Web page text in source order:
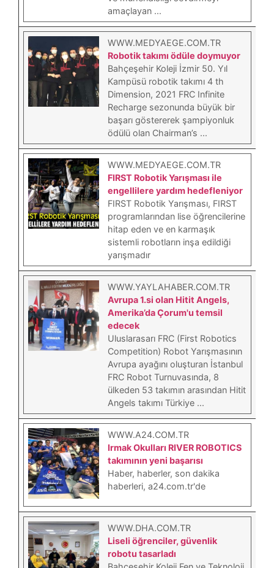
amaçlayan ...
WWW.MEDYAEGE.COM.TR
Robotik takımı ödüle doymuyor
Bahçeşehir Koleji İzmir 50. Yıl
Kampüsü robotik takımı 4 th
Dimension, 2021 FRC Infinite
Recharge sezonunda büyük bir
başarı göstererek şampiyonluk
ödülü olan Chairman’s ...
WWW.MEDYAEGE.COM.TR
FIRST Robotik Yarışması ile
engellilere yardım hedefleniyor
FIRST Robotik Yarışması, FIRST
programlarından lise öğrencilerine
hitap eden ve en karmaşık
sistemli robotların inşa edildiği
yarışmadır
WWW.YAYLAHABER.COM.TR
Avrupa 1.si olan Hitit Angels,
Amerika’da Çorum'u temsil
edecek
Uluslarasarı FRC (First Robotics
Competition) Robot Yarışmasının
Avrupa ayağını oluşturan İstanbul
FRC Robot Turnuvasında, 8
ülkeden 53 takımın arasından Hitit
Angels takımı Türkiye ...
WWW.A24.COM.TR
Irmak Okulları RIVER ROBOTICS
takımının yeni başarısı
Haber, haberler, son dakika
haberleri, a24.com.tr'de
WWW.DHA.COM.TR
Liseli öğrenciler, güvenlik
robotu tasarladı